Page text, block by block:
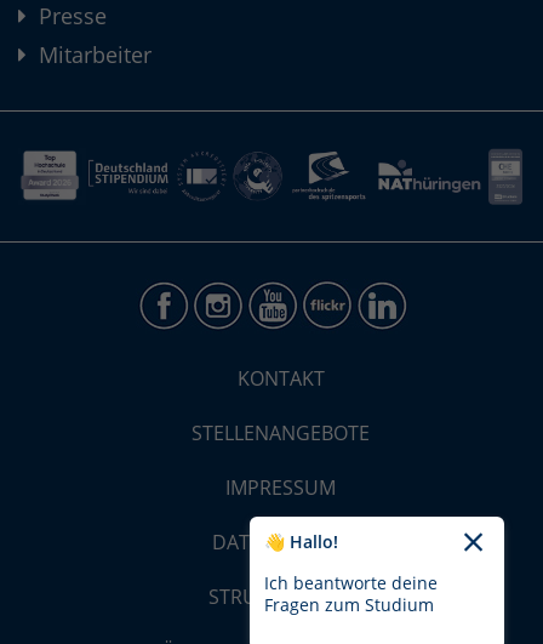
Presse
Mitarbeiter
KONTAKT
STELLENANGEBOTE
IMPRESSUM
DATENSCHUTZ
STRUKTUR-MAP
👋 Hallo!
Ich beantworte deine
Fragen zum Studium